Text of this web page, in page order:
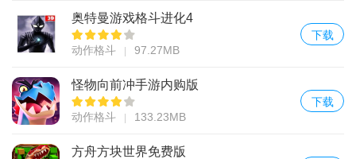
奥特曼游戏格斗进化4
动作格斗 97.27MB
下载
怪物向前冲手游内购版
动作格斗 133.23MB
下载
方舟方块世界免费版